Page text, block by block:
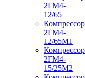
2ГМ4-
12/65
Компрессор
2ГМ4-
12/65М1
Компрессор
2ГМ4-
15/25М2